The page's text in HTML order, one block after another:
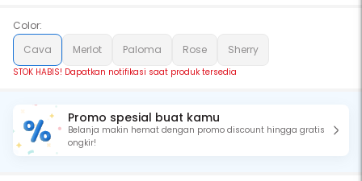
Color:
Cava
Merlot Paloma Rose Sherry
STOK HABIS! Dapatkan notifikasi saat produk tersedia
Promo spesial buat kamu
Belanja makin hemat dengan promo discount hingga gratis
ongkir!